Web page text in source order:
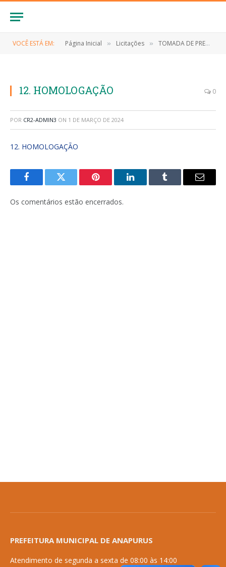
VOCÊ ESTÁ EM: Página Inicial » Licitações » TOMADA DE PREÇOS N° 007/2023 (Contratação dos serviços de pavimentação em pedra no Bairro Aparecida – Etapa 01, conforme projeto básico)
12. HOMOLOGAÇÃO 0
POR CR2-ADMIN3 ON 1 DE MARÇO DE 2024
12. HOMOLOGAÇÃO
FacebookTwitter Pinterest LinkedInTumblr
E-
Os comentários estão encerrados.
PREFEITURA MUNICIPAL DE ANAPURUS
Atendimento de segunda a sexta de 08:00 às 14:00